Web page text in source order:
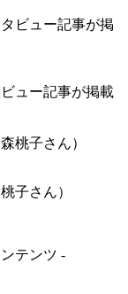
ュー記事が掲載
子さん）